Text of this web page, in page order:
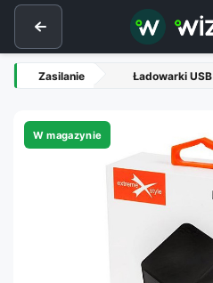
Zasilanie Ładowarki USB
W magazynie